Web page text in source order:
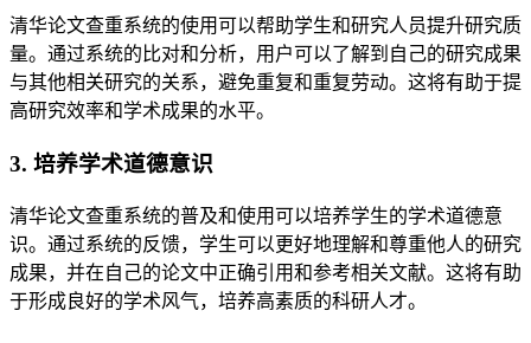
清华论文查重系统的使用可以帮助学生和研究人员提升研究质
量。通过系统的比对和分析，用户可以了解到自己的研究成果
与其他相关研究的关系，避免重复和重复劳动。这将有助于提
高研究效率和学术成果的水平。
3. 培养学术道德意识
清华论文查重系统的普及和使用可以培养学生的学术道德意
识。通过系统的反馈，学生可以更好地理解和尊重他人的研究
成果，并在自己的论文中正确引用和参考相关文献。这将有助
于形成良好的学术风气，培养高素质的科研人才。